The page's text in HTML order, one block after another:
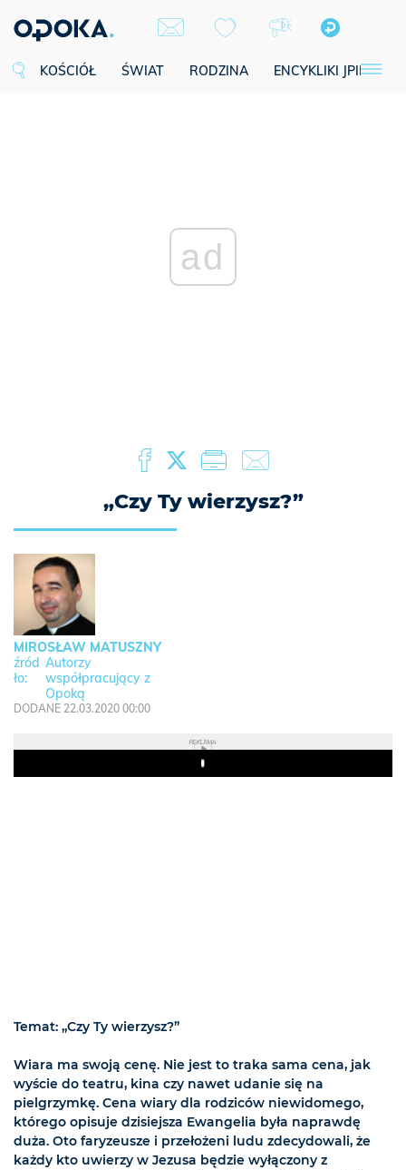
KOŚCIÓŁ ŚWIAT RODZINA ENCYKLIKI JPII
ad
„Czy Ty wierzysz?”
MIROSŁAW MATUSZNY
Autorzy
współpracujący z
Opoką
DODANE 22.03.2020 00:00
REKLAMA
Play
Temat: „Czy Ty wierzysz?”
Wiara ma swoją cenę. Nie jest to traka sama cena, jak
wyście do teatru, kina czy nawet udanie się na
pielgrzymkę. Cena wiary dla rodziców niewidomego,
którego opisuje dzisiejsza Ewangelia była naprawdę
duża. Oto faryzeusze i przełożeni ludu zdecydowali, że
każdy kto uwierzy w Jezusa będzie wyłączony z